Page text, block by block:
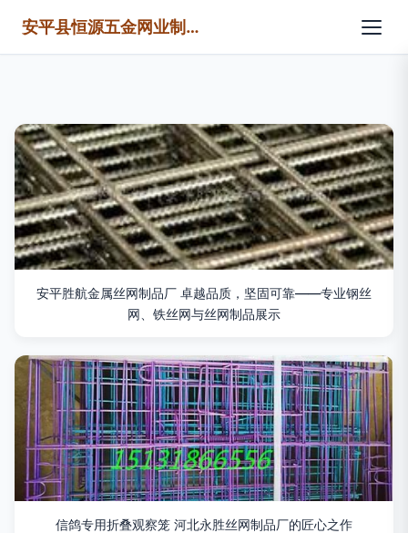
安平县恒源五金网业制品有限公司
安平胜航金属丝网制品厂 卓越品质，坚固可靠——专业钢丝
网、铁丝网与丝网制品展示
信鸽专用折叠观察笼 河北永胜丝网制品厂的匠心之作